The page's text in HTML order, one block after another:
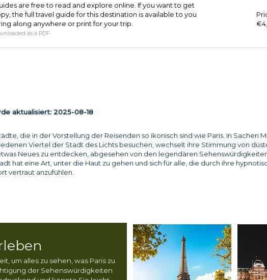
are free to read and explore online. If you want to get
the full travel guide for this destination is available to you
along anywhere or print for your trip.​
as a PDF.
aktualisiert: 2025-08-18
die in der Vorstellung der Reisenden so ikonisch sind wie Paris. In Sachen
Viertel der Stadt des Lichts besuchen, wechselt ihre Stimmung von
Neues zu entdecken, abgesehen von den legendären
hat eine Art, unter die Haut zu gehen und sich für alle, die durch ihre
vertraut anzufühlen.
um alles zu sehen, was Paris zu
der Sehenswürdigkeiten